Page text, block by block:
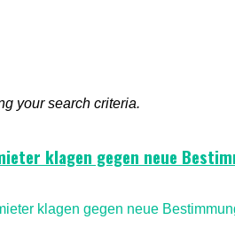
your search criteria.
klagen gegen neue